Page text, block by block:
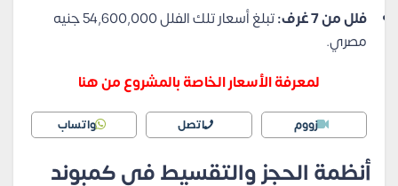
فلل من 7 غرف:
تبلغ أسعار تلك الفلل 54,600,000 جنيه
مصري.
لمعرفة الأسعار الخاصة بالمشروع من هنا
زووم اتصل واتساب
أنظمة الحجز والتقسيط في كمبوند